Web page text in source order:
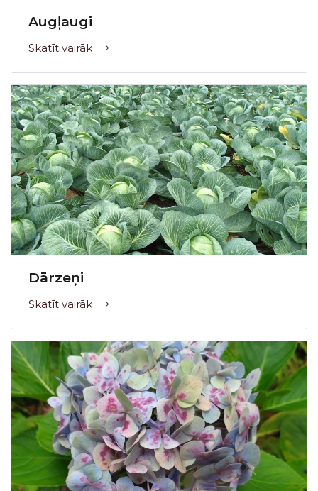
Augļaugi
Skatīt vairāk
Dārzeņi
Skatīt vairāk